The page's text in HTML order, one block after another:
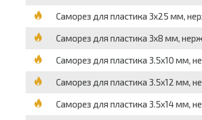
Саморез для пластика 3х25 мм,
Саморез для пластика 3х8 мм,
Саморез для пластика 3.5х10 мм,
Саморез для пластика 3.5х12 мм,
Саморез для пластика 3.5х14 мм,